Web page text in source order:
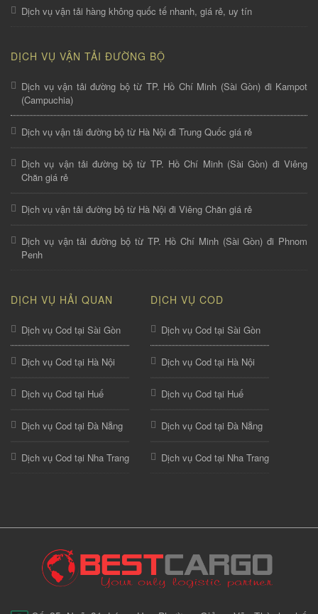
Dịch vụ vận tải hàng không quốc tế nhanh, giá rẻ, uy tín
DỊCH VỤ VẬN TẢI ĐƯỜNG BỘ
Dịch vụ vận tải đường bộ từ TP. Hồ Chí Minh (Sài Gòn) đi Kampot
(Campuchia)
Dịch vụ vận tải đường bộ từ Hà Nội đi Trung Quốc giá rẻ
Dịch vụ vận tải đường bộ từ TP. Hồ Chí Minh (Sài Gòn) đi Viêng
Chăn giá rẻ
Dịch vụ vận tải đường bộ từ Hà Nội đi Viêng Chăn giá rẻ
Dịch vụ vận tải đường bộ từ TP. Hồ Chí Minh (Sài Gòn) đi Phnom
Penh
DỊCH VỤ HẢI QUAN
Dịch vụ Cod tại Sài Gòn
Dịch vụ Cod tại Hà Nội
Dịch vụ Cod tại Huế
Dịch vụ Cod tại Đà Nẵng
Dịch vụ Cod tại Nha Trang
DỊCH VỤ COD
Dịch vụ Cod tại Sài Gòn
Dịch vụ Cod tại Hà Nội
Dịch vụ Cod tại Huế
Dịch vụ Cod tại Đà Nẵng
Dịch vụ Cod tại Nha Trang